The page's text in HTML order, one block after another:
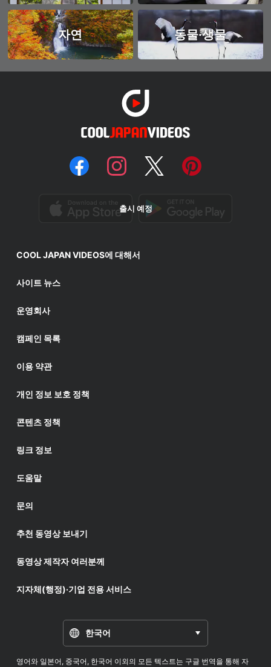
자연 동물·생물
출시 예정
COOL JAPAN VIDEOS에 대해서
사이트 뉴스
운영회사
캠페인 목록
이용 약관
개인 정보 보호 정책
콘텐츠 정책
링크 정보
도움말
문의
추천 동영상 보내기
동영상 제작자 여러분께
지자체(행정)·기업 전용 서비스
한국어
영어와 일본어, 중국어, 한국어 이외의 모든 텍스트는 구글 번역을 통해 자